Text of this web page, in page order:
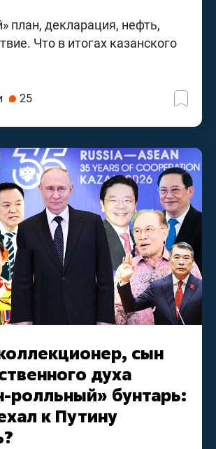
план, декларация, нефть,
Что в итогах казанского
25
сын
духа
ролльный» бунтарь:
к Путину